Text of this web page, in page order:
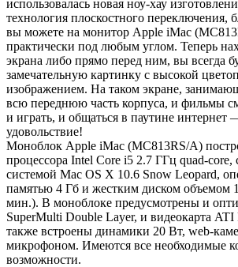
использовалась новая ноу-хау
технология плоскостного переключения,
вы можете на монитор Apple iMac
практически под любым углом. Теперь
экрана либо прямо перед ним, вы всегда
замечательную картинку с высокой
изображением. На таком экране,
всю переднюю часть корпуса, и фильмы
и играть, и общаться в паутине интернет
удовольствие!
Моноблок Apple iMac (MC813RS/A)
процессора Intel Core i5 2.7 ГГц quad-core,
системой Mac OS X 10.6 Snow Leopard,
памятью 4 Гб и жестким диском объемом
мин.). В моноблоке предусмотрены и
SuperMulti Double Layer, и видеокарта
также встроены динамики 20 Вт, web-
микрофоном. Имеются все необходимые
возможности.